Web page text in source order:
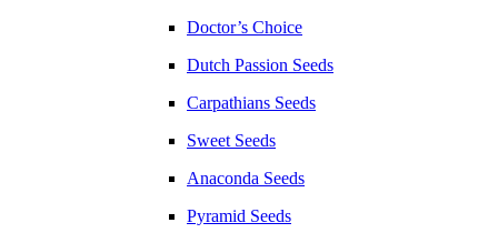
Doctor’s Choice
Dutch Passion Seeds
Carpathians Seeds
Sweet Seeds
Anaconda Seeds
Pyramid Seeds